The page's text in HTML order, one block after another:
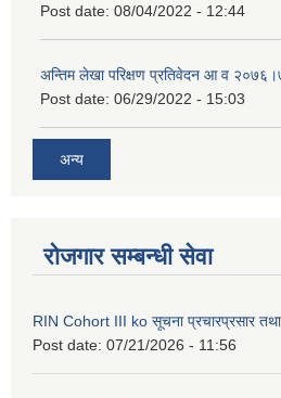
Post date: 08/04/2022 - 12:44
अन्तिम लेखा परिक्षण प्रतिवेदन आ व
Post date: 06/29/2022 - 15:03
अन्य
रोजगार सम्बन्धी सेवा
RIN Cohort III ko सूचना प्रचारप्रसार
Post date: 07/21/2026 - 11:56